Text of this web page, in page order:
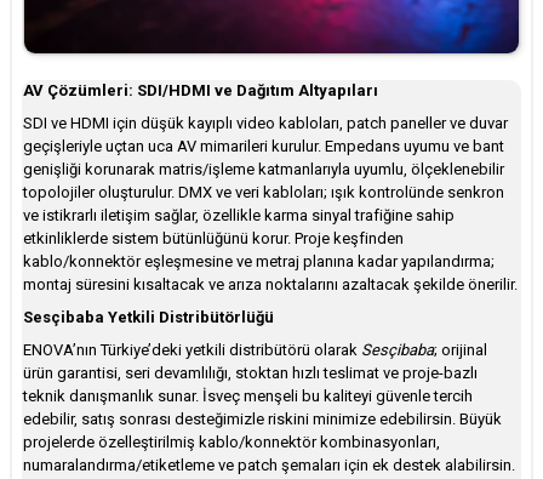
AV Çözümleri: SDI/HDMI ve Dağıtım Altyapıları
SDI ve HDMI için düşük kayıplı video kabloları, patch paneller ve duvar
geçişleriyle uçtan uca AV mimarileri kurulur. Empedans uyumu ve bant
genişliği korunarak matris/işleme katmanlarıyla uyumlu, ölçeklenebilir
topolojiler oluşturulur. DMX ve veri kabloları; ışık kontrolünde senkron
ve istikrarlı iletişim sağlar, özellikle karma sinyal trafiğine sahip
etkinliklerde sistem bütünlüğünü korur. Proje keşfinden
kablo/konnektör eşleşmesine ve metraj planına kadar yapılandırma;
montaj süresini kısaltacak ve arıza noktalarını azaltacak şekilde önerilir.
Sesçibaba Yetkili Distribütörlüğü
ENOVA’nın Türkiye’deki yetkili distribütörü olarak Sesçibaba; orijinal
ürün garantisi, seri devamlılığı, stoktan hızlı teslimat ve proje-bazlı
teknik danışmanlık sunar. İsveç menşeli bu kaliteyi güvenle tercih
edebilir, satış sonrası desteğimizle riskini minimize edebilirsin. Büyük
projelerde özelleştirilmiş kablo/konnektör kombinasyonları,
numaralandırma/etiketleme ve patch şemaları için ek destek alabilirsin.